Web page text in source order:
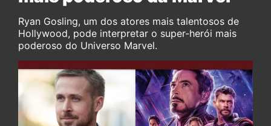
Ryan Gosling, um dos atores mais talentosos de
Hollywood, pode interpretar o super-herói mais
poderoso do Universo Marvel.